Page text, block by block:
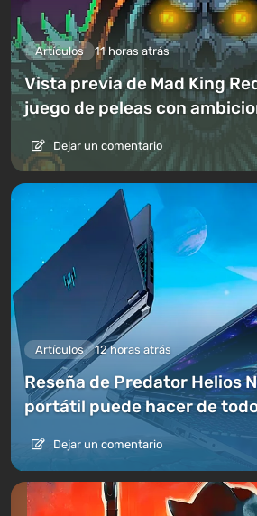
Artículos 11 horas atrás
Vista previa de Mad King
juego de peleas con
Dejar un comentario
Artículos 12 horas atrás
Reseña de Predator Helios
portátil puede hacer de
Dejar un comentario